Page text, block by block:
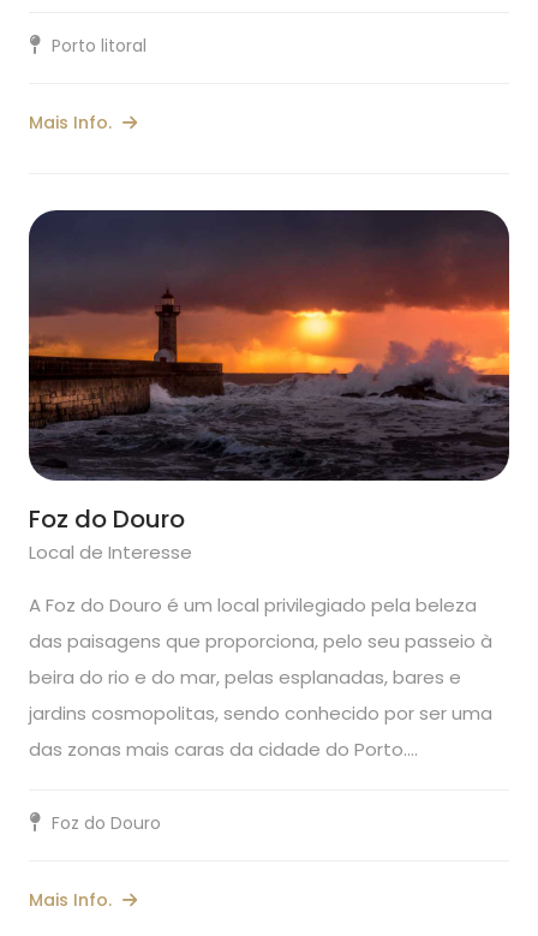
Porto litoral
Mais Info.
Foz do Douro
Local de Interesse
A Foz do Douro é um local privilegiado pela beleza
das paisagens que proporciona, pelo seu passeio à
beira do rio e do mar, pelas esplanadas, bares e
jardins cosmopolitas, sendo conhecido por ser uma
das zonas mais caras da cidade do Porto.…
Foz do Douro
Mais Info.